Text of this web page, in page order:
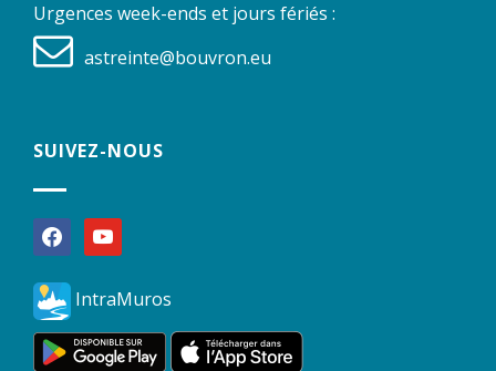
Urgences week-ends et jours fériés :
astreinte@bouvron.eu
SUIVEZ-NOUS
facebookyoutube
IntraMuros